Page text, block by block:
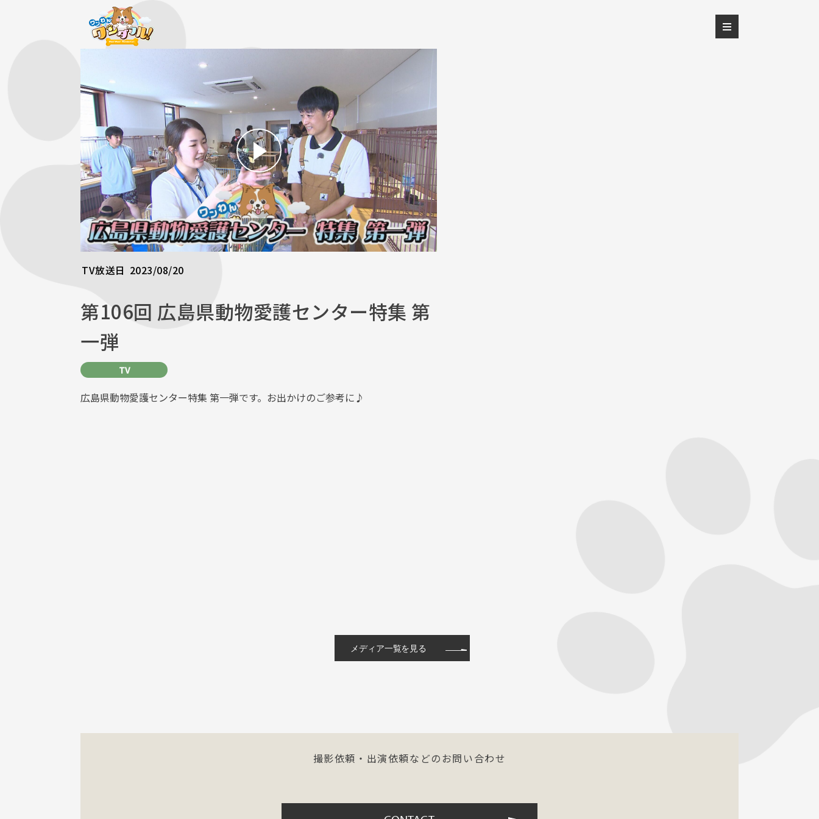
TV放送日 2023/08/20
第106回 広島県動物愛護センター特集 第
一弾
TV
広島県動物愛護センター特集 第一弾です。お出かけのご参考に♪
メディア一覧を見る
撮影依頼・出演依頼などのお問い合わせ